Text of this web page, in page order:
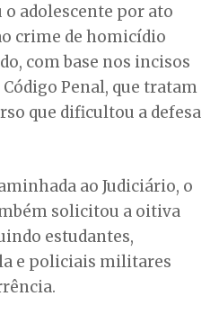
adolescente por ato
crime de homicídio
com base nos incisos
Código Penal, que tratam
que dificultou a defesa
ao Judiciário, o
solicitou a oitiva
estudantes,
e policiais militares